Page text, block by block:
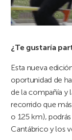
¿Te gustaría
Esta nueva
oportunidad de
de la compañía y
recorrido que
o 125 km),
Cantábrico y los